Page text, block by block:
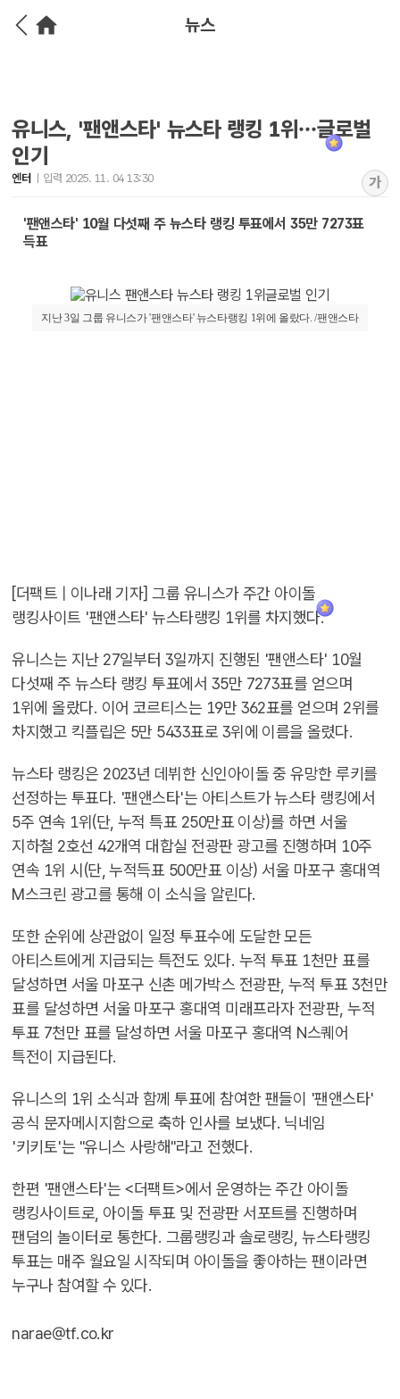
뉴스
유니스, '팬앤스타' 뉴스타 랭킹 1위…글로벌
인기
엔터 입력 2025. 11. 04 13:30 가
'팬앤스타' 10월 다섯째 주 뉴스타 랭킹 투표에서 35만 7273표
득표
지난 3일 그룹 유니스가 '팬앤스타' 뉴스타랭킹 1위에 올랐다. /팬앤스타
[더팩트 | 이나래 기자] 그룹 유니스가 주간 아이돌
랭킹사이트 '팬앤스타' 뉴스타랭킹 1위를 차지했다.
유니스는 지난 27일부터 3일까지 진행된 '팬앤스타' 10월
다섯째 주 뉴스타 랭킹 투표에서 35만 7273표를 얻으며
1위에 올랐다. 이어 코르티스는 19만 362표를 얻으며 2위를
차지했고 킥플립은 5만 5433표로 3위에 이름을 올렸다.
뉴스타 랭킹은 2023년 데뷔한 신인아이돌 중 유망한 루키를
선정하는 투표다. '팬앤스타'는 아티스트가 뉴스타 랭킹에서
5주 연속 1위(단, 누적 특표 250만표 이상)를 하면 서울
지하철 2호선 42개역 대합실 전광판 광고를 진행하며 10주
연속 1위 시(단, 누적득표 500만표 이상) 서울 마포구 홍대역
M스크린 광고를 통해 이 소식을 알린다.
또한 순위에 상관없이 일정 투표수에 도달한 모든
아티스트에게 지급되는 특전도 있다. 누적 투표 1천만 표를
달성하면 서울 마포구 신촌 메가박스 전광판, 누적 투표 3천만
표를 달성하면 서울 마포구 홍대역 미래프라자 전광판, 누적
투표 7천만 표를 달성하면 서울 마포구 홍대역 N스퀘어
특전이 지급된다.
유니스의 1위 소식과 함께 투표에 참여한 팬들이 '팬앤스타'
공식 문자메시지함으로 축하 인사를 보냈다. 닉네임
'키키토'는 "유니스 사랑해"라고 전했다.
한편 '팬앤스타'는 <더팩트>에서 운영하는 주간 아이돌
랭킹사이트로, 아이돌 투표 및 전광판 서포트를 진행하며
팬덤의 놀이터로 통한다. 그룹랭킹과 솔로랭킹, 뉴스타랭킹
투표는 매주 월요일 시작되며 아이돌을 좋아하는 팬이라면
누구나 참여할 수 있다.
narae@tf.co.kr